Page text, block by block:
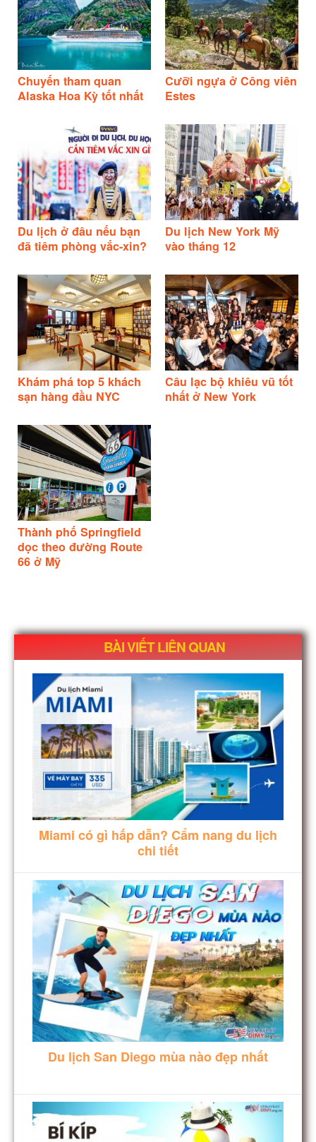
Chuyến tham quan
Alaska Hoa Kỳ tốt nhất
Cưỡi ngựa ở Công viên
Estes
Du lịch ở đâu nếu bạn
đã tiêm phòng vắc-xin?
Du lịch New York Mỹ
vào tháng 12
Khám phá top 5 khách
sạn hàng đầu NYC
Câu lạc bộ khiêu vũ tốt
nhất ở New York
Thành phố Springfield
dọc theo đường Route
66 ở Mỹ
BÀI VIẾT LIÊN QUAN
Miami có gì hấp dẫn? Cẩm nang du lịch
chi tiết
Du lịch San Diego mùa nào đẹp nhất